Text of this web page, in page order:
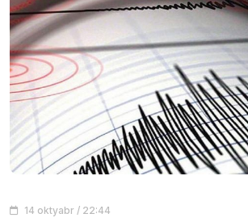
14 oktyabr / 22:44